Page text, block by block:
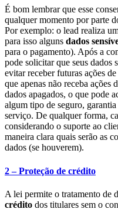
É bom lembrar que esse
qualquer momento por parte
Por exemplo: o lead realiza
para isso alguns dados
para o pagamento). Após a
pode solicitar que seus dados
evitar receber futuras ações
que apenas não receba ações
dados apagados, o que pode
algum tipo de seguro,
serviço. De qualquer forma,
considerando o suporte ao
maneira clara quais serão as
dados (se houverem).
2 – Proteção de crédito
A lei permite o tratamento de
crédito dos titulares sem o